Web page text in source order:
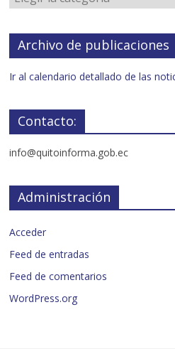
Archivo de publicaciones
Ir al calendario detallado de las
Contacto:
info@quitoinforma.gob.ec
Administración
Acceder
Feed de entradas
Feed de comentarios
WordPress.org